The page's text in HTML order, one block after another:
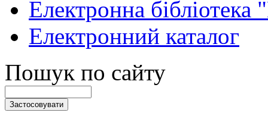
Електронна
Електронний каталог
Пошук по сайту